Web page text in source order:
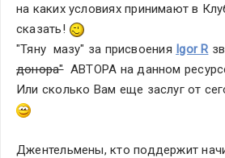
на каких условиях принимают в
сказать!
"Тяну  мазу" за присвоения Igor R
донора" АВТОРА на данном
Или сколько Вам еще заслуг от
Джентельмены, кто поддержит